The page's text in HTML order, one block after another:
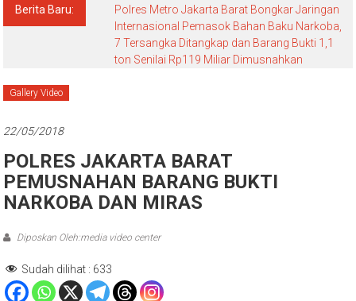
Berita Baru:
Polres Metro Jakarta Barat Bongkar Jaringan
Internasional Pemasok Bahan Baku Narkoba,
7 Tersangka Ditangkap dan Barang Bukti 1,1
ton Senilai Rp119 Miliar Dimusnahkan
Gallery Video
22/05/2018
POLRES JAKARTA BARAT
PEMUSNAHAN BARANG BUKTI
NARKOBA DAN MIRAS
Diposkan Oleh:media video center
Sudah dilihat : 633